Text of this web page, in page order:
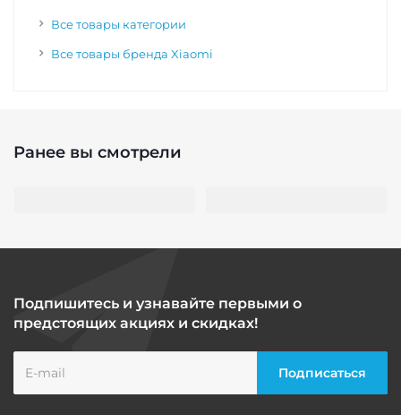
Все товары категории
Все товары бренда Xiaomi
Ранее вы смотрели
Подпишитесь и узнавайте первыми о
предстоящих акциях и скидках!